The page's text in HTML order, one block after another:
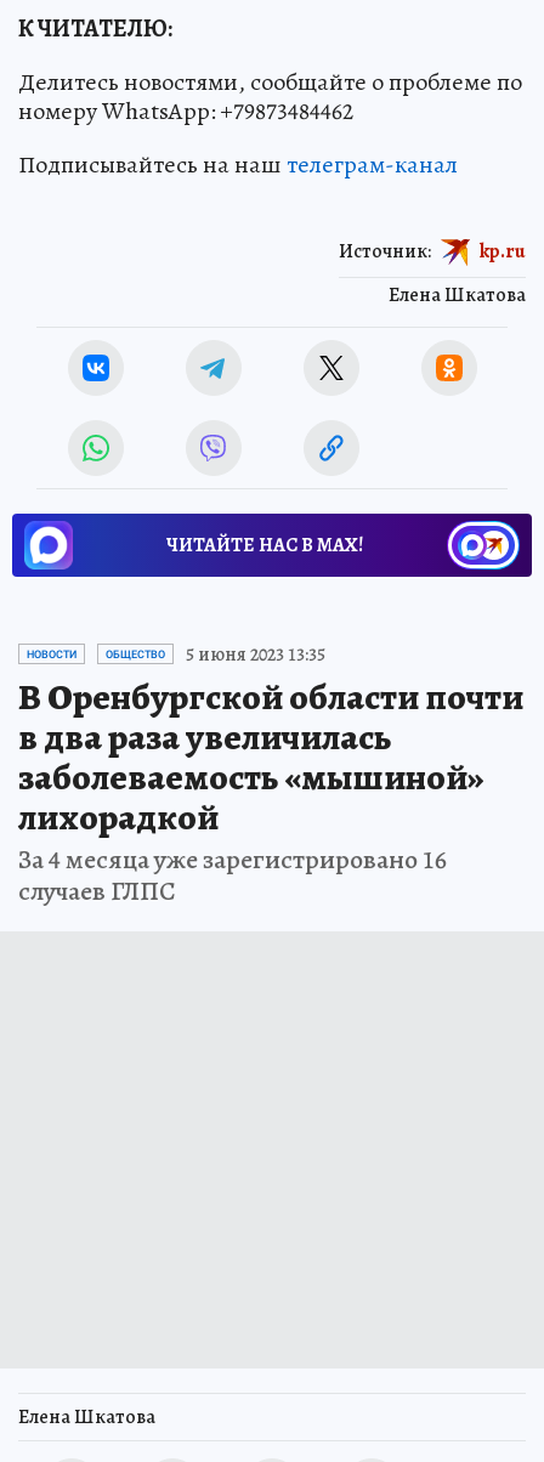
К ЧИТАТЕЛЮ:
Делитесь новостями, сообщайте о проблеме по
номеру WhatsApp: +79873484462
Подписывайтесь на наштелеграм-канал
Елена Шкатова
Источник: kp.ru
ЧИТАЙТЕ НАС В МАХ!
НОВОСТИ ОБЩЕСТВО 5 июня 2023 13:35
В Оренбургской области почти
в два раза увеличилась
заболеваемость «мышиной»
лихорадкой
За 4 месяца уже зарегистрировано 16
случаев ГЛПС
Елена Шкатова